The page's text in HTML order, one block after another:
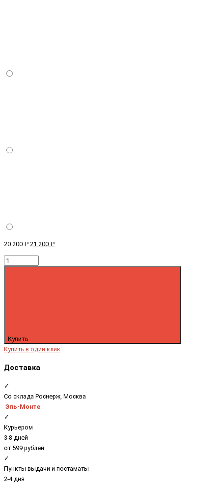
20 200 ₽ 21 200 ₽
Купить
Купить в один клик
Доставка
✓
Со склада Роснерж, Москва
Эль-Монте
✓
Курьером
3-8 дней
от 599 рублей
✓
Пункты выдачи и постаматы
2-4 дня